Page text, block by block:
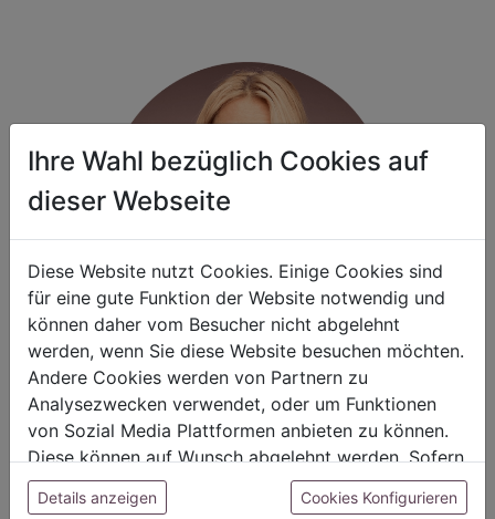
Lust auf etwas Neues?
Sie wollen einfach mal etwas ausprobieren? Sie haben
Know-how von renommierten Floristen? Dann sind unsere
Ihre Wahl bezüglich Cookies auf
dieser Webseite
Diese Website nutzt Cookies. Einige Cookies sind
für eine gute Funktion der Website notwendig und
können daher vom Besucher nicht abgelehnt
werden, wenn Sie diese Website besuchen möchten.
Andere Cookies werden von Partnern zu
Analysezwecken verwendet, oder um Funktionen
von Sozial Media Plattformen anbieten zu können.
Diese können auf Wunsch abgelehnt werden. Sofern
sie unsere Webseite weiter nutzen, geben Sie
Einwilligung zu unseren Cookies.
Details anzeigen Cookies Konfigurieren